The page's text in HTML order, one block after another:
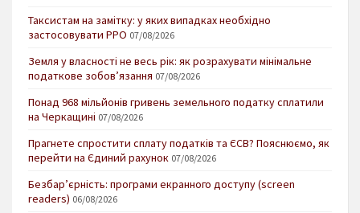
Таксистам на замітку: у яких випадках необхідно
застосовувати РРО 07/08/2026
Земля у власності не весь рік: як розрахувати мінімальне
податкове зобов’язання 07/08/2026
Понад 968 мільйонів гривень земельного податку сплатили
на Черкащині 07/08/2026
Прагнете спростити сплату податків та ЄСВ? Пояснюємо, як
перейти на Єдиний рахунок 07/08/2026
Безбар’єрність: програми екранного доступу (screen
readers) 06/08/2026